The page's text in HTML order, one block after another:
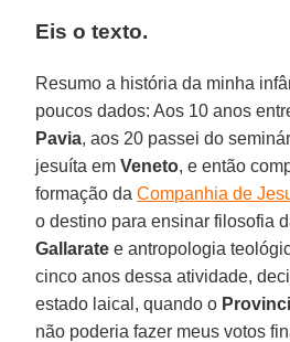
Eis o texto.
Resumo a história da minha
poucos dados: Aos 10 anos
Pavia, aos 20 passei do
jesuíta emVeneto, e então
formação daCompanhia de
o destino para ensinar filosofia
Gallarate e antropologia
cinco anos dessa atividade,
estado laical, quando o
não poderia fazer meus votos